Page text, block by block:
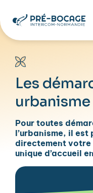
Les
urbanisme
Pour toutes
l’urbanisme, il
directement votre
unique d’accueil